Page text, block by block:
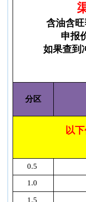
含油含
申报
如果查到
分区
以
0.5
1.0
1.5